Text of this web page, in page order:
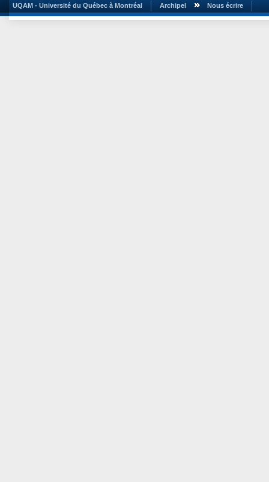
UQAM - Université du Québec à Montréal Archipel Nous écrire